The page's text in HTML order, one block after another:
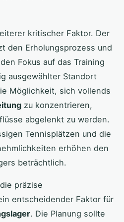
kritischer Faktor. Der
den Erholungsprozess und
Fokus auf das Training
ausgewählter Standort
Möglichkeit, sich vollends
zu konzentrieren,
abgelenkt zu werden.
Tennisplätzen und die
erhöhen den
beträchtlich.
präzise
entscheidender Faktor für
. Die Planung sollte